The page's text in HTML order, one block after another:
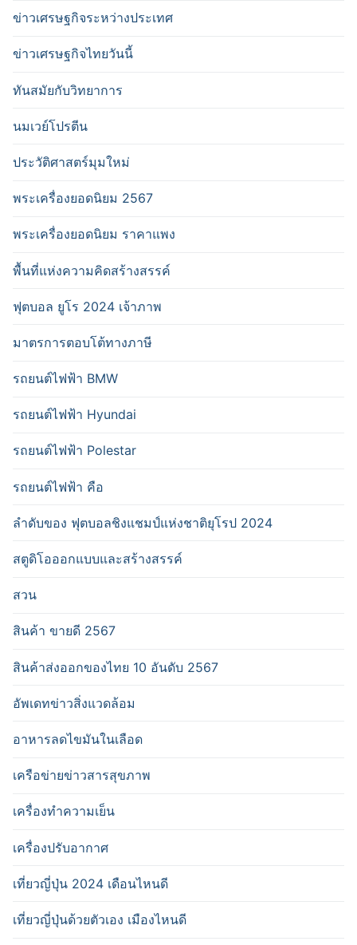
ข่าวเศรษฐกิจระหว่างประเทศ
ข่าวเศรษฐกิจไทยวันนี้
ทันสมัยกับวิทยาการ
นมเวย์โปรตีน
ประวัติศาสตร์มุมใหม่
พระเครื่องยอดนิยม 2567
พระเครื่องยอดนิยม ราคาแพง
พื้นที่แห่งความคิดสร้างสรรค์
ฟุตบอล ยูโร 2024 เจ้าภาพ
มาตรการตอบโต้ทางภาษี
รถยนต์ไฟฟ้า BMW
รถยนต์ไฟฟ้า Hyundai
รถยนต์ไฟฟ้า Polestar
รถยนต์ไฟฟ้า คือ
ลำดับของ ฟุตบอลชิงแชมป์แห่งชาติยุโรป 2024
สตูดิโอออกแบบและสร้างสรรค์
สวน
สินค้า ขายดี 2567
สินค้าส่งออกของไทย 10 อันดับ 2567
อัพเดทข่าวสิ่งแวดล้อม
อาหารลดไขมันในเลือด
เครือข่ายข่าวสารสุขภาพ
เครื่องทำความเย็น
เครื่องปรับอากาศ
เที่ยวญี่ปุ่น 2024 เดือนไหนดี
เที่ยวญี่ปุ่นด้วยตัวเอง เมืองไหนดี